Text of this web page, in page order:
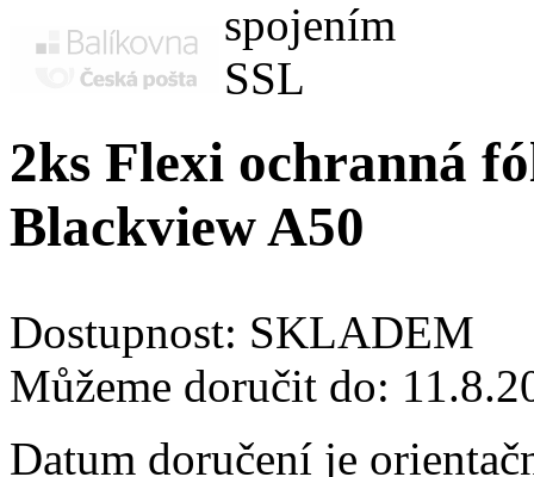
2ks Flexi ochranná
Blackview A50
Dostupnost: SKLADEM
Můžeme doručit do:
Datum doručení je